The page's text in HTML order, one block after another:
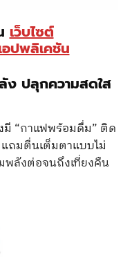
เว็บไซต์
ปพลิเคชัน
ปลุกความสดใส
มี “กาแฟพร้อมดื่ม” ติด
ถมตื่นเต็มตาแบบไม่
พลังต่อจนถึงเที่ยงคืน